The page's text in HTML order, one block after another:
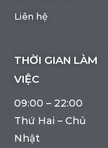
Liên hệ
THỜI GIAN LÀM
VIỆC
09:00 – 22:00
Thứ Hai – Chủ
Nhật